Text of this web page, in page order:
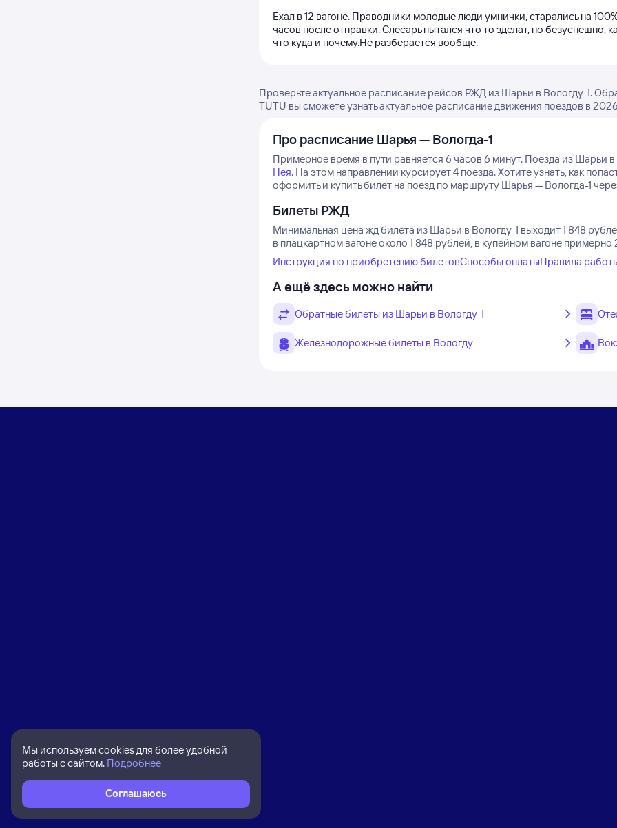
Ехал в 12 вагоне. Праводники молодые люди умнички, старались на
часов после отправки. Слесарь пытался что то зделат, но
что куда и почему.Не разберается вообще.
Проверьте актуальное расписание рейсов РЖД из Шарьи в Вологду-1.
TUTU вы сможете узнать актуальное расписание движения поездов в
Про расписание Шарья — Вологда-1
Примерное время в пути равняется 6 часов 6 минут. Поезда из Шарьи в
Нея. На этом направлении курсирует 4 поезда.Хотите узнать, как
оформить и купить билет на поезд по маршруту Шарья — Вологда-1
Билеты РЖД
Минимальная цена жд билета из Шарьи в Вологду-1 выходит 1 848
в плацкартном вагоне около 1 848 рублей, в купейном вагоне
Инструкция по приобретению билетовСпособы оплатыПравила
А ещё здесь можно найти
Обратные билеты из Шарьи в Вологду-1
Железнодорожные билеты в Вологду
Мы используем cookies для более удобной
работы с сайтом. Подробнее
Соглашаюсь